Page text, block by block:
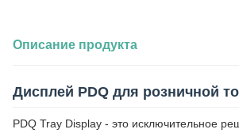
Описание продукта
Дисплей PDQ для розничной
PDQ Tray Display - это исключительное